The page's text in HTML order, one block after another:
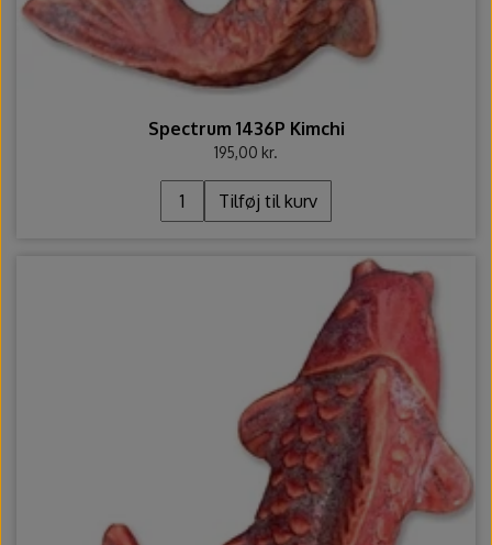
Ovntilbehør
Udstikkere og bogstaver
Spectrum 1436P Kimchi
195,00 kr.
Tilføj til kurv